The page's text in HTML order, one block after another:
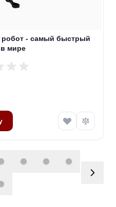
робот - самый быстрый
мире